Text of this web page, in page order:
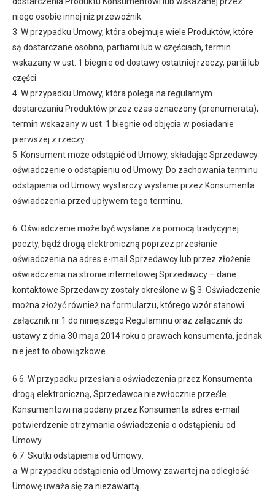
niego osobie innej niż przewoźnik.
3. W przypadku Umowy, która obejmuje wiele Produktów, które
są dostarczane osobno, partiami lub w częściach, termin
wskazany w ust. 1 biegnie od dostawy ostatniej rzeczy, partii lub
części.
4. W przypadku Umowy, która polega na regularnym
dostarczaniu Produktów przez czas oznaczony (prenumerata),
termin wskazany w ust. 1 biegnie od objęcia w posiadanie
pierwszej z rzeczy.
5. Konsument może odstąpić od Umowy, składając Sprzedawcy
oświadczenie o odstąpieniu od Umowy. Do zachowania terminu
odstąpienia od Umowy wystarczy wysłanie przez Konsumenta
oświadczenia przed upływem tego terminu.
6. Oświadczenie może być wysłane za pomocą tradycyjnej
poczty, bądź drogą elektroniczną poprzez przesłanie
oświadczenia na adres e-mail Sprzedawcy lub przez złożenie
oświadczenia na stronie internetowej Sprzedawcy – dane
kontaktowe Sprzedawcy zostały określone w § 3. Oświadczenie
można złożyć również na formularzu, którego wzór stanowi
załącznik nr 1 do niniejszego Regulaminu oraz załącznik do
ustawy z dnia 30 maja 2014 roku o prawach konsumenta, jednak
nie jest to obowiązkowe.
6.6. W przypadku przesłania oświadczenia przez Konsumenta
drogą elektroniczną, Sprzedawca niezwłocznie prześle
Konsumentowi na podany przez Konsumenta adres e-mail
potwierdzenie otrzymania oświadczenia o odstąpieniu od
Umowy.
6.7. Skutki odstąpienia od Umowy:
a. W przypadku odstąpienia od Umowy zawartej na odległość
Umowę uważa się za niezawartą.